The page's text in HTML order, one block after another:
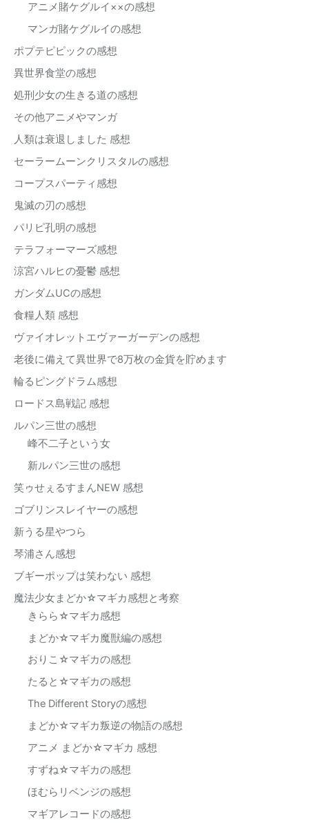
アニメ賭ケグルイ××の感想
マンガ賭ケグルイの感想
ポプテピピックの感想
異世界食堂の感想
処刑少女の生きる道の感想
その他アニメやマンガ
人類は衰退しました 感想
セーラームーンクリスタルの感想
コープスパーティ感想
鬼滅の刃の感想
パリピ孔明の感想
テラフォーマーズ感想
涼宮ハルヒの憂鬱 感想
ガンダムUCの感想
食糧人類 感想
ヴァイオレットエヴァーガーデンの感想
老後に備えて異世界で8万枚の金貨を貯めます
輪るピングドラム感想
ロードス島戦記 感想
ルパン三世の感想
峰不二子という女
新ルパン三世の感想
笑ゥせぇるすまんNEW 感想
ゴブリンスレイヤーの感想
新うる星やつら
琴浦さん感想
ブギーポップは笑わない 感想
魔法少女まどか☆マギカ感想と考察
きらら☆マギカ感想
まどか☆マギカ魔獣編の感想
おりこ☆マギカの感想
たると☆マギカの感想
The Different Storyの感想
まどか☆マギカ叛逆の物語の感想
アニメ まどか☆マギカ 感想
すずね☆マギカの感想
ほむらリベンジの感想
マギアレコードの感想